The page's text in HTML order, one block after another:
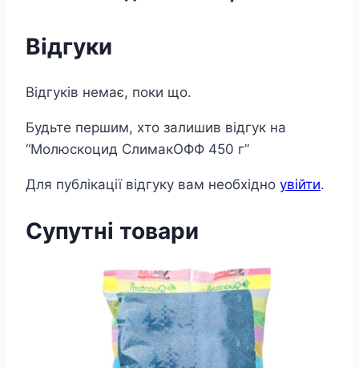
Відгуки
Відгуків немає, поки що.
Будьте першим, хто залишив відгук на
“Молюскоцид СлимакОФФ 450 г”
Для публікації відгуку вам необхідно увійти.
Супутні товари